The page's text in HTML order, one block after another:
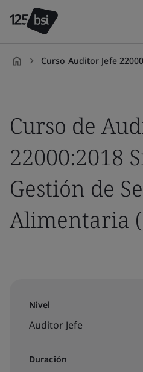
Curso Auditor Jefe
Curso de
22000:2018
Gestión de
Alimentaria
Nivel
Auditor Jefe
Duración